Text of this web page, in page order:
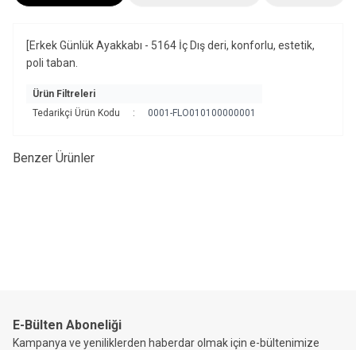
[Erkek Günlük Ayakkabı - 5164 İç Dış deri, konforlu, estetik,
poli taban.
Ürün Filtreleri
Tedarikçi Ürün Kodu
: 0001-FLO010100000001
Benzer Ürünler
E-Bülten Aboneliği
Kampanya ve yeniliklerden haberdar olmak için e-bültenimize